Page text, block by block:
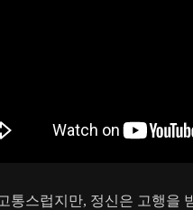
통스럽지만, 정신은 고행을